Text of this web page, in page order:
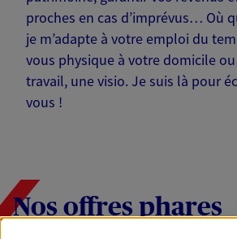
proches en cas d’imprévus… Où
je m’adapte à votre emploi du
vous physique à votre domicile
travail, une visio. Je suis là pour
vous !
Nos offres phares